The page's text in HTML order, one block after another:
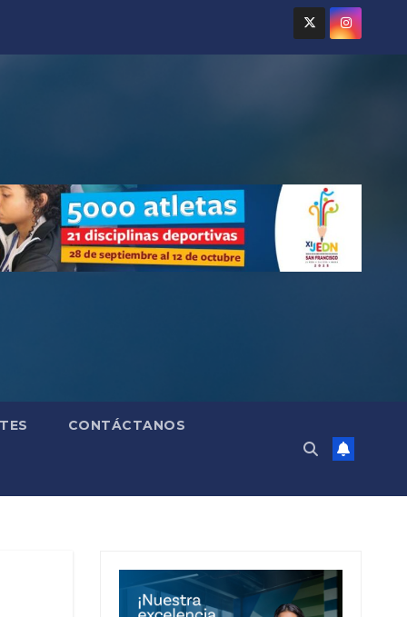
CONTÁCTANOS